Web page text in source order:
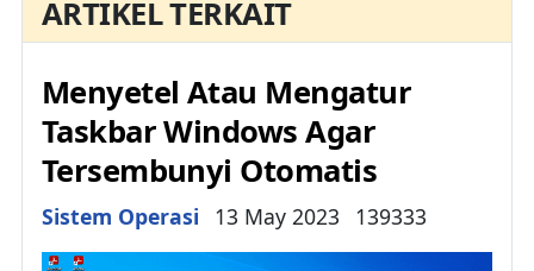
ARTIKEL TERKAIT
Menyetel Atau Mengatur
Taskbar Windows Agar
Tersembunyi Otomatis
Details
Sistem Operasi 13 May 2023 139333